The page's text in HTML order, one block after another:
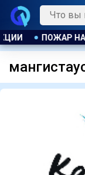
БОЛЕЕ 1200